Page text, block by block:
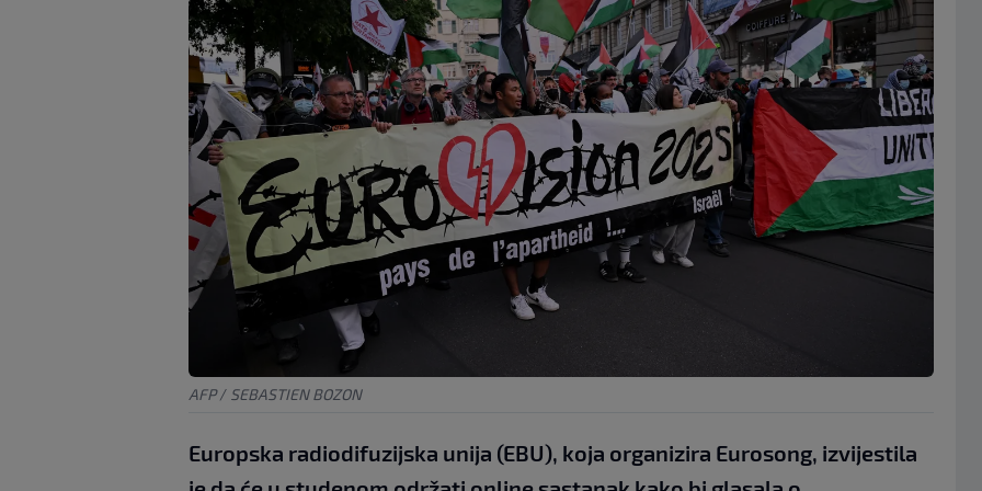
AFP / SEBASTIEN BOZON
Europska radiodifuzijska unija (EBU), koja organizira Eurosong, izvijestila